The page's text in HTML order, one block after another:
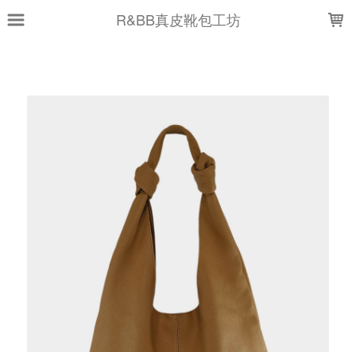
R&BB真皮靴包工坊